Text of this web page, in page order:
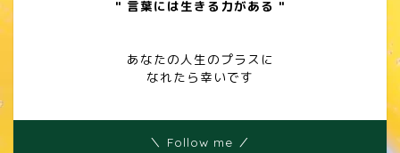
" 言葉には生きる力がある "
あなたの人生のプラスに
なれたら幸いです
＼ Follow me ／